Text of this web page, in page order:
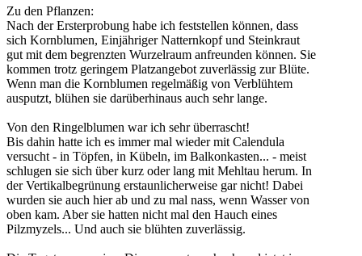
Zu den Pflanzen:
Nach der Ersterprobung habe ich feststellen können, dass
sich Kornblumen, Einjähriger Natternkopf und Steinkraut
gut mit dem begrenzten Wurzelraum anfreunden können. Sie
kommen trotz geringem Platzangebot zuverlässig zur Blüte.
Wenn man die Kornblumen regelmäßig von Verblühtem
ausputzt, blühen sie darüberhinaus auch sehr lange.
Von den Ringelblumen war ich sehr überrascht!
Bis dahin hatte ich es immer mal wieder mit Calendula
versucht - in Töpfen, in Kübeln, im Balkonkasten... - meist
schlugen sie sich über kurz oder lang mit Mehltau herum. In
der Vertikalbegrünung erstaunlicherweise gar nicht! Dabei
wurden sie auch hier ab und zu mal nass, wenn Wasser von
oben kam. Aber sie hatten nicht mal den Hauch eines
Pilzmyzels... Und auch sie blühten zuverlässig.